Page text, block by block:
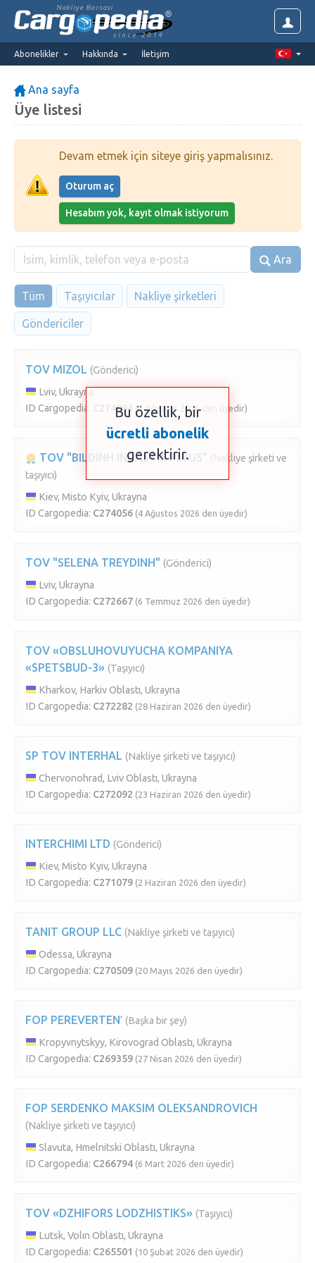
Nakliye Borsasi
since 2014
Abonelikler Hakkında İletişim
Ana sayfa
Üye listesi
Devam etmek için siteye giriş yapmalısınız.
Oturum aç
Hesabım yok, kayıt olmak istiyorum
Ara
Tüm Taşıyıcılar Nakliye şirketleri
Göndericiler
TOV MIZOL (Gönderici)
Lviv, Ukrayna
ID Cargopedia:
C274094 (5 Ağustos 2026 den üyedir)
TOV "BILDINH INDASTRI PLYUS"
(Nakliye şirketi ve
taşıyıcı)
Kiev, Misto Kyiv, Ukrayna
ID Cargopedia: C274056 (4 Ağustos 2026 den üyedir)
TOV "SELENA TREYDINH" (Gönderici)
Lviv, Ukrayna
ID Cargopedia: C272667 (6 Temmuz 2026 den üyedir)
TOV «OBSLUHOVUYUCHA KOMPANIYA
«SPETSBUD-3» (Taşıyıcı)
Kharkov, Harkiv Oblastı, Ukrayna
ID Cargopedia: C272282 (28 Haziran 2026 den üyedir)
SP TOV INTERHAL (Nakliye şirketi ve taşıyıcı)
Chervonohrad, Lviv Oblastı, Ukrayna
ID Cargopedia: C272092 (23 Haziran 2026 den üyedir)
INTERCHIMI LTD (Gönderici)
Kiev, Misto Kyiv, Ukrayna
ID Cargopedia: C271079 (2 Haziran 2026 den üyedir)
TANIT GROUP LLC (Nakliye şirketi ve taşıyıcı)
Odessa, Ukrayna
ID Cargopedia: C270509 (20 Mayıs 2026 den üyedir)
FOP PEREVERTENʹ (Başka bir şey)
Kropyvnytskyy, Kirovograd Oblastı, Ukrayna
ID Cargopedia: C269359 (27 Nisan 2026 den üyedir)
FOP SERDENKO MAKSIM OLEKSANDROVICH
(Nakliye şirketi ve taşıyıcı)
Slavuta, Hmelnitski Oblastı, Ukrayna
ID Cargopedia: C266794 (6 Mart 2026 den üyedir)
TOV «DZHIFORS LODZHISTIKS» (Taşıyıcı)
Lutsk, Volın Oblastı, Ukrayna
ID Cargopedia: C265501 (10 Şubat 2026 den üyedir)
Bu özellik, bir
ücretli abonelik
gerektirir.